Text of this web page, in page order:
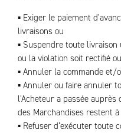
▪ Exiger le paiement
livraisons ou
▪ Suspendre toute livraison
ou la violation soit rectifié ou
▪ Annuler la commande et/
▪ Annuler ou faire annuler
l’Acheteur a passée
des Marchandises restent
▪ Refuser d’exécuter toute